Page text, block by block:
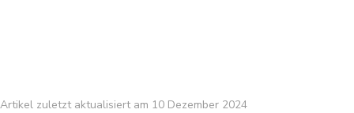
Artikel zuletzt aktualisiert am 10 Dezember 2024